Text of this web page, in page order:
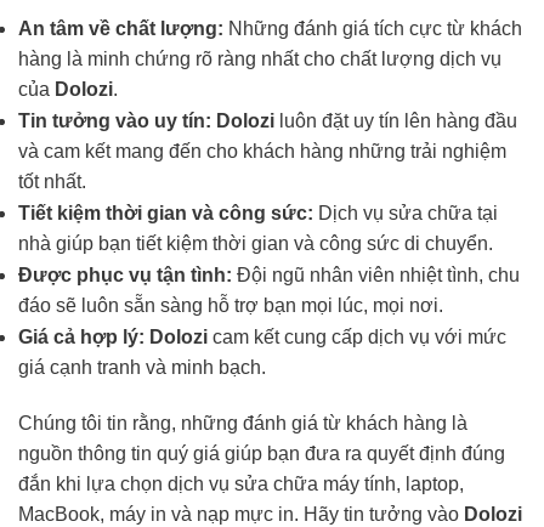
An tâm về chất lượng: Những đánh giá tích cực từ khách
hàng là minh chứng rõ ràng nhất cho chất lượng dịch vụ
của Dolozi.
Tin tưởng vào uy tín: Dolozi luôn đặt uy tín lên hàng đầu
và cam kết mang đến cho khách hàng những trải nghiệm
tốt nhất.
Tiết kiệm thời gian và công sức: Dịch vụ sửa chữa tại
nhà giúp bạn tiết kiệm thời gian và công sức di chuyển.
Được phục vụ tận tình: Đội ngũ nhân viên nhiệt tình, chu
đáo sẽ luôn sẵn sàng hỗ trợ bạn mọi lúc, mọi nơi.
Giá cả hợp lý: Dolozi cam kết cung cấp dịch vụ với mức
giá cạnh tranh và minh bạch.
Chúng tôi tin rằng, những đánh giá từ khách hàng là
nguồn thông tin quý giá giúp bạn đưa ra quyết định đúng
đắn khi lựa chọn dịch vụ sửa chữa máy tính, laptop,
MacBook, máy in và nạp mực in. Hãy tin tưởng vào Dolozi